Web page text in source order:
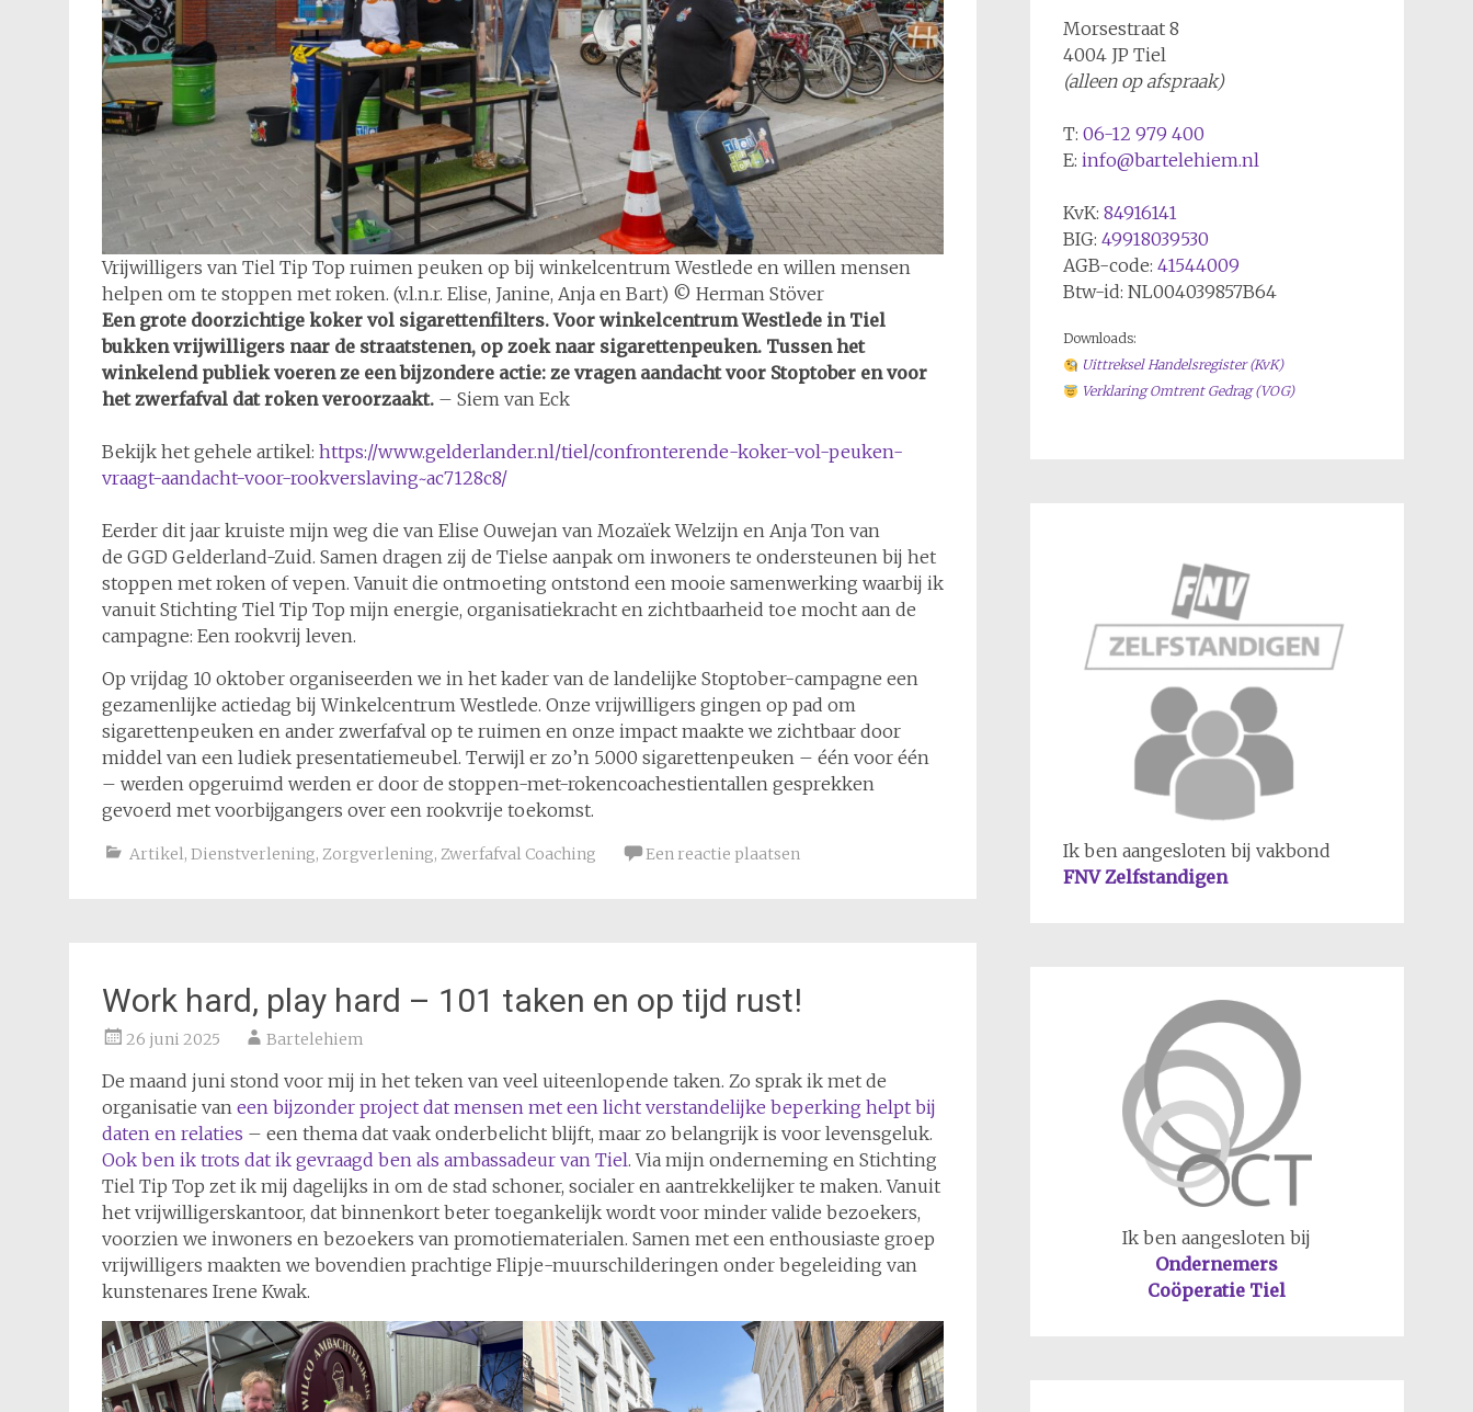
Vrijwilligers van Tiel Tip Top ruimen peuken op bij winkelcentrum Westlede en willen mensen
helpen om te stoppen met roken. (v.l.n.r. Elise, Janine, Anja en Bart) © Herman Stöver
Een grote doorzichtige koker vol sigarettenfilters. Voor winkelcentrum Westlede in Tiel
bukken vrijwilligers naar de straatstenen, op zoek naar sigarettenpeuken. Tussen het
winkelend publiek voeren ze een bijzondere actie: ze vragen aandacht voor Stoptober en voor
het zwerfafval dat roken veroorzaakt. – Siem van Eck
Bekijk het gehele artikel: https://www.gelderlander.nl/tiel/confronterende-koker-vol-peuken-
vraagt-aandacht-voor-rookverslaving~ac7128c8/
Eerder dit jaar kruiste mijn weg die van Elise Ouwejan van Mozaïek Welzijn en Anja Ton van
de GGD Gelderland-Zuid. Samen dragen zij de Tielse aanpak om inwoners te ondersteunen bij het
stoppen met roken of vepen. Vanuit die ontmoeting ontstond een mooie samenwerking waarbij ik
vanuit Stichting Tiel Tip Top mijn energie, organisatiekracht en zichtbaarheid toe mocht aan de
campagne: Een rookvrij leven.
Op vrijdag 10 oktober organiseerden we in het kader van de landelijke Stoptober-campagne een
gezamenlijke actiedag bij Winkelcentrum Westlede. Onze vrijwilligers gingen op pad om
sigarettenpeuken en ander zwerfafval op te ruimen en onze impact maakte we zichtbaar door
middel van een ludiek presentatiemeubel. Terwijl er zo’n 5.000 sigarettenpeuken – één voor één
– werden opgeruimd werden er door de stoppen-met-rokencoachestientallen gesprekken
gevoerd met voorbijgangers over een rookvrije toekomst.
Artikel, Dienstverlening, Zorgverlening, Zwerfafval Coaching Een reactie plaatsen
Work hard, play hard – 101 taken en op tijd rust!
26 juni 2025 Bartelehiem
De maand juni stond voor mij in het teken van veel uiteenlopende taken. Zo sprak ik met de
organisatie van een bijzonder project dat mensen met een licht verstandelijke beperking helpt bij
daten en relaties – een thema dat vaak onderbelicht blijft, maar zo belangrijk is voor levensgeluk.
Ook ben ik trots dat ik gevraagd ben als ambassadeur van Tiel. Via mijn onderneming en Stichting
Tiel Tip Top zet ik mij dagelijks in om de stad schoner, socialer en aantrekkelijker te maken. Vanuit
het vrijwilligerskantoor, dat binnenkort beter toegankelijk wordt voor minder valide bezoekers,
voorzien we inwoners en bezoekers van promotiematerialen. Samen met een enthousiaste groep
vrijwilligers maakten we bovendien prachtige Flipje-muurschilderingen onder begeleiding van
kunstenares Irene Kwak.
Morsestraat 8
4004 JP Tiel
(alleen op afspraak)
T: 06-12 979 400
E: info@bartelehiem.nl
KvK: 84916141
BIG: 49918039530
AGB-code: 41544009
Btw-id: NL004039857B64
Downloads:
Uittreksel Handelsregister (KvK)
Verklaring Omtrent Gedrag (VOG)
Ik ben aangesloten bij vakbond
FNV Zelfstandigen
Ik ben aangesloten bij
Ondernemers
Coöperatie Tiel